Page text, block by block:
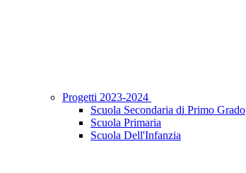
Progetti 2023-2024
Scuola Secondaria di Primo Grado
Scuola Primaria
Scuola Dell'Infanzia